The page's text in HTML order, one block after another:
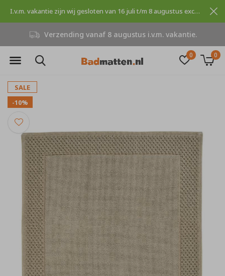
0 0
Verzending vanaf 8 augustus i.v.m. vakantie.
I.v.m. vakantie zijn wij gesloten van 16 juli t/m 8 augustus excuses voor dit ongemak.
SALE
-10%